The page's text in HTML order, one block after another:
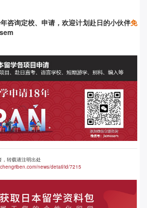
咨询定校、申请，欢迎计划赴日的小伙伴免
转载请注明出处
news/detail/id/7215